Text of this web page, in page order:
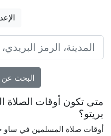
البحث عن
متى تكون أوقات الصلاة
بريتو؟
أوقات صلاة المسلمين في ساو